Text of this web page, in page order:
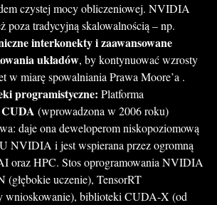
czystej mocy obliczeniowej. NVIDIA
poza tradycyjną skalowalnością – np.
interkonekty i zaawansowane
układów, by kontynuować wzrosty
w miarę spowalniania Prawa Moore’a .
programistyczne: Platforma
CUDA (wprowadzona w 2006 roku)
daje ona deweloperom niskopoziomową
NVIDIA i jest wspierana przez ogromną
oraz HPC. Stos oprogramowania NVIDIA
(głębokie uczenie), TensorRT
wnioskowanie), biblioteki CUDA-X (od